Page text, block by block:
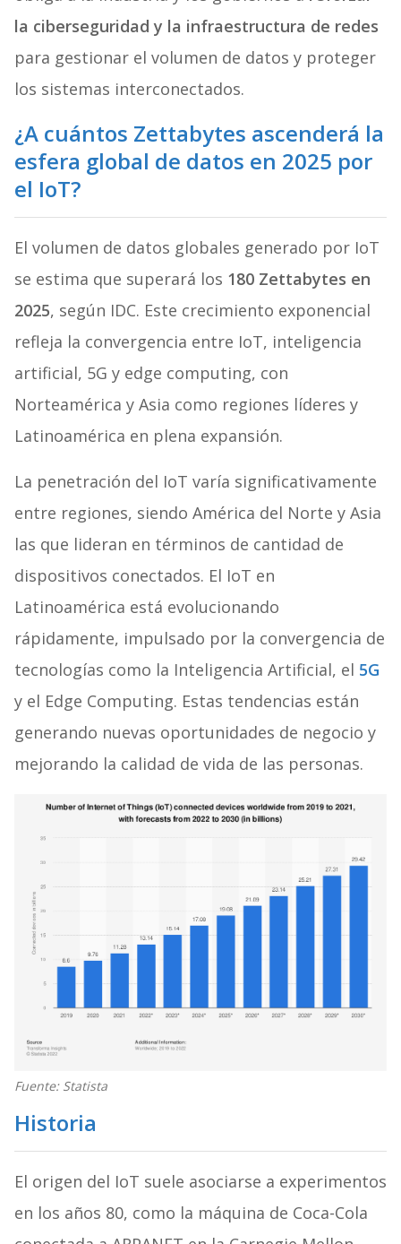
la ciberseguridad y la infraestructura de redes
para gestionar el volumen de datos y proteger
los sistemas interconectados.
¿A cuántos Zettabytes ascenderá la
esfera global de datos en 2025 por
el IoT?
El volumen de datos globales generado por IoT
se estima que superará los 180 Zettabytes en
2025, según IDC. Este crecimiento exponencial
refleja la convergencia entre IoT, inteligencia
artificial, 5G y edge computing, con
Norteamérica y Asia como regiones líderes y
Latinoamérica en plena expansión.
La penetración del IoT varía significativamente
entre regiones, siendo América del Norte y Asia
las que lideran en términos de cantidad de
dispositivos conectados. El IoT en
Latinoamérica está evolucionando
rápidamente, impulsado por la convergencia de
tecnologías como la Inteligencia Artificial, el 5G
y el Edge Computing. Estas tendencias están
generando nuevas oportunidades de negocio y
mejorando la calidad de vida de las personas.
Fuente: Statista
Historia
El origen del IoT suele asociarse a experimentos
en los años 80, como la máquina de Coca-Cola